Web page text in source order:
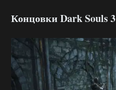
Концовки Dark Souls 3